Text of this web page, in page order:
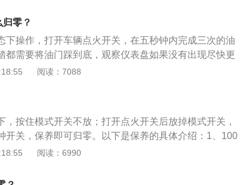
零？
下操作，打开车辆点火开关，在五秒钟内完成三次的油
都需要将油门踩到底，观察仪表盘如果没有出现尽快更
证明保养灯归零。以下是扩展资料：凯迪拉克：凯迪拉
，成立地点是美国的底特律，凯迪拉克品牌车型，一直
美国的领导人变化。
阅读：7088
，按住模式开关不放；打开点火开关后放掉模式开关，
开关，保养即可归零。以下是保养的具体介绍：1、100
里就需要进行一次基础保养，也就是大家俗称的“小保
养”，除了需要更换机油滤芯和机油之外，还需更换空
阅读：6990